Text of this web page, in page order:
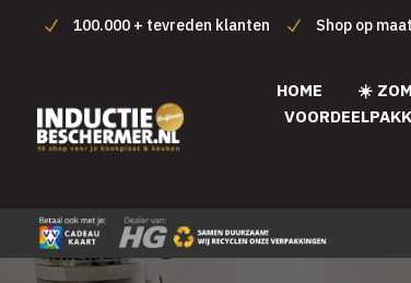
100.000 + tevreden klanten Shop op
HOME ☀️